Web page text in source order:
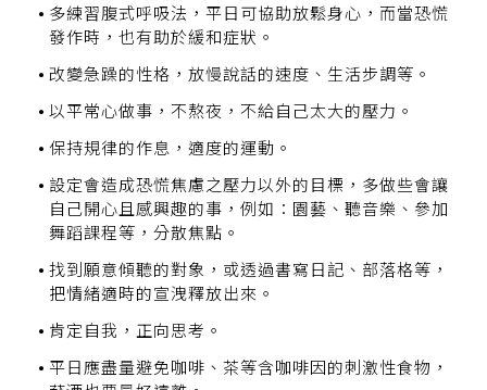
多練習腹式呼吸法，平日可協助放鬆身心，而當恐慌
發作時，也有助於緩和症狀。
改變急躁的性格，放慢說話的速度、生活步調等。
以平常心做事，不熬夜，不給自己太大的壓力。
保持規律的作息，適度的運動。
設定會造成恐慌焦慮之壓力以外的目標，多做些會讓
自己開心且感興趣的事，例如：園藝、聽音樂、參加
舞蹈課程等，分散焦點。
找到願意傾聽的對象，或透過書寫日記、部落格等，
把情緒適時的宣洩釋放出來。
肯定自我，正向思考。
平日應盡量避免咖啡、茶等含咖啡因的刺激性食物，